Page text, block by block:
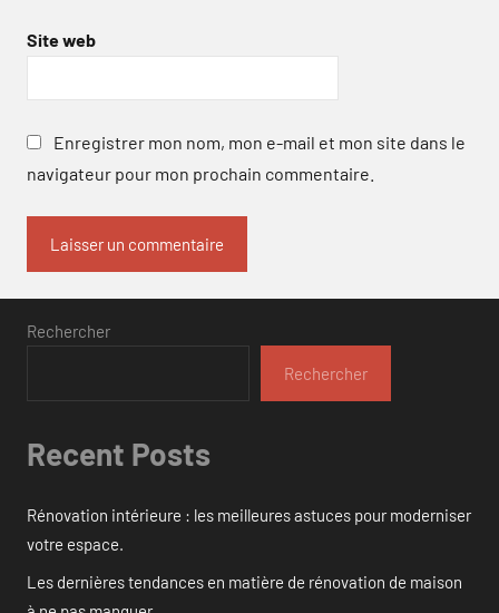
Site web
Enregistrer mon nom, mon e-mail et mon site dans le
navigateur pour mon prochain commentaire.
Rechercher
Rechercher
Recent Posts
Rénovation intérieure : les meilleures astuces pour moderniser
votre espace.
Les dernières tendances en matière de rénovation de maison